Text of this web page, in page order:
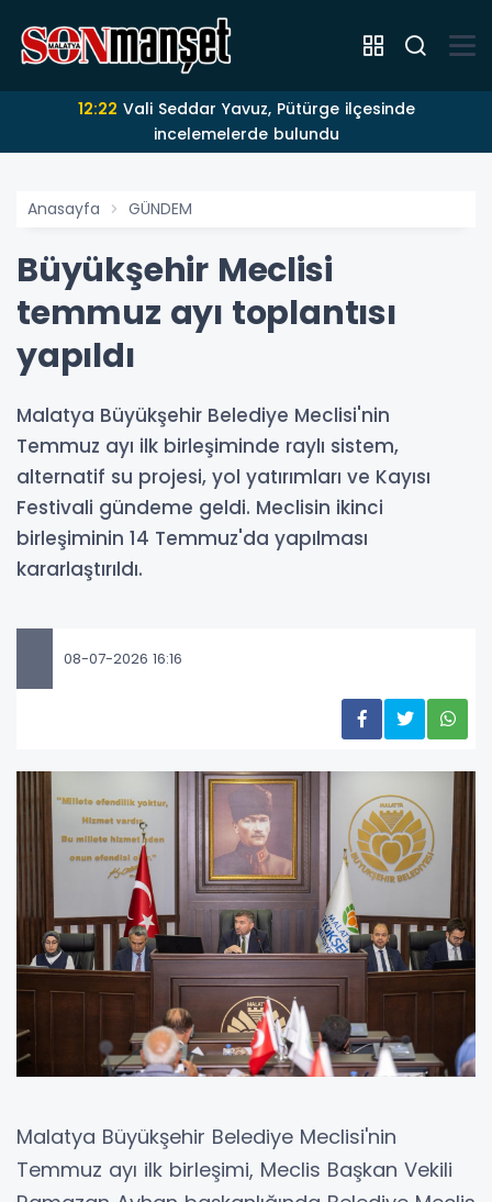
12:22
incelemelerde bulundu
Anasayfa GÜNDEM
Büyükşehir Meclisi
temmuz ayı toplantısı
yapıldı
Malatya Büyükşehir Belediye Meclisi'nin
Temmuz ayı ilk birleşiminde raylı sistem,
alternatif su projesi, yol yatırımları ve Kayısı
Festivali gündeme geldi. Meclisin ikinci
birleşiminin 14 Temmuz'da yapılması
kararlaştırıldı.
08-07-2026 16:16
Malatya Büyükşehir Belediye Meclisi'nin
Temmuz ayı ilk birleşimi, Meclis Başkan Vekili